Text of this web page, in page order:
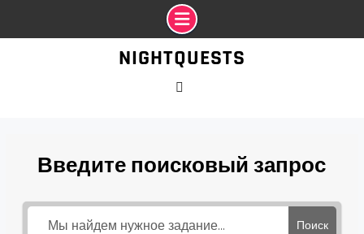
NIGHTQUESTS
Введите поисковый запрос
Поиск